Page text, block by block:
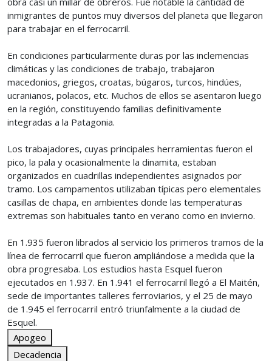
inmigrantes de puntos muy diversos del planeta que llegaron
para trabajar en el ferrocarril.
En condiciones particularmente duras por las inclemencias
climáticas y las condiciones de trabajo, trabajaron
macedonios, griegos, croatas, búgaros, turcos, hindúes,
ucranianos, polacos, etc. Muchos de ellos se asentaron luego
en la región, constituyendo familias definitivamente
integradas a la Patagonia.
Los trabajadores, cuyas principales herramientas fueron el
pico, la pala y ocasionalmente la dinamita, estaban
organizados en cuadrillas independientes asignados por
tramo. Los campamentos utilizaban típicas pero elementales
casillas de chapa, en ambientes donde las temperaturas
extremas son habituales tanto en verano como en invierno.
En 1.935 fueron librados al servicio los primeros tramos de la
línea de ferrocarril que fueron ampliándose a medida que la
obra progresaba. Los estudios hasta Esquel fueron
ejecutados en 1.937. En 1.941 el ferrocarril llegó a El Maitén,
sede de importantes talleres ferroviarios, y el 25 de mayo
de 1.945 el ferrocarril entró triunfalmente a la ciudad de
Esquel.
Apogeo
Decadencia